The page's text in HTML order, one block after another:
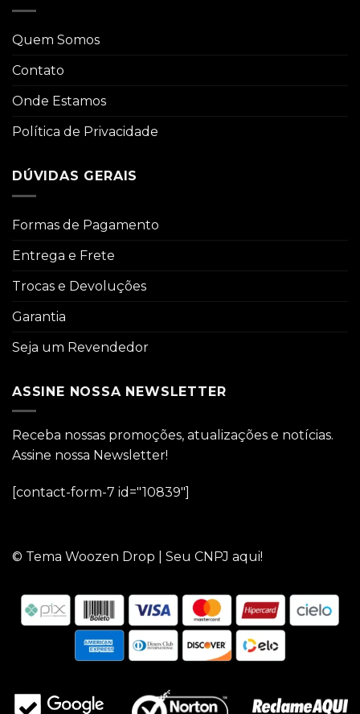
Quem Somos
Contato
Onde Estamos
Política de Privacidade
DÚVIDAS GERAIS
Formas de Pagamento
Entrega e Frete
Trocas e Devoluções
Garantia
Seja um Revendedor
ASSINE NOSSA NEWSLETTER
Receba nossas promoções, atualizações e notícias.
Assine nossa Newsletter!
[contact-form-7 id="10839"]
© Tema Woozen Drop | Seu CNPJ aqui!